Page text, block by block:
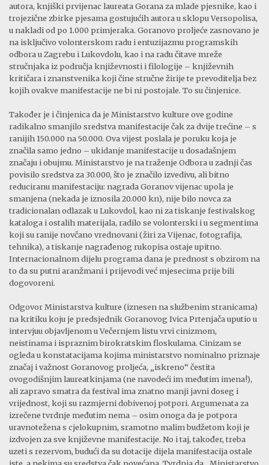
autora, knjiški prvijenac laureata Gorana za mlade pjesnike, kao i
trojezične zbirke pjesama gostujućih autora u sklopu Versopolisa,
u nakladi od po 1.000 primjeraka. Goranovo proljeće zasnovano je
na isključivo volonterskom radu i entuzijazmu programskih
odbora u Zagrebu i Lukovdolu, kao i na radu čitave mreže
stručnjaka iz područja književnosti i filologije – književnih
kritičara i znanstvenika koji čine stručne žirije te prevoditelja bez
kojih ovakve manifestacije ne bi ni postojale. To su činjenice.
Također je i činjenica da je Ministarstvo kulture ove godine
radikalno smanjilo sredstva manifestacije čak za dvije trećine – s
ranijih 150.000 na 50.000. Ova vijest poslala je poruku koja je
značila samo jedno – ukidanje manifestacije u dosadašnjem
značaju i obujmu. Ministarstvo je na traženje Odbora u zadnji čas
povisilo sredstva za 30.000, što je značilo izvedivu, ali bitno
reduciranu manifestaciju: nagrada Goranov vijenac upola je
smanjena (nekada je iznosila 20.000 kn), nije bilo novca za
tradicionalan odlazak u Lukovdol, kao ni za tiskanje festivalskog
kataloga i ostalih materijala, radilo se volonterski i u segmentima
koji su ranije novčano vrednovani (žiri za Vijenac, fotografija,
tehnika), a tiskanje nagrađenog rukopisa ostaje upitno.
Internacionalnom dijelu programa dana je prednost s obzirom na
to da su putni aranžmani i prijevodi već mjesecima prije bili
dogovoreni.
Odgovor Ministarstva kulture (iznesen na službenim stranicama)
na kritiku koju je predsjednik Goranovog Ivica Prtenjača uputio u
intervjuu objavljenom u Večernjem listu vrvi cinizmom,
neistinama i ispraznim birokratskim floskulama. Cinizam se
ogleda u konstatacijama kojima ministarstvo nominalno priznaje
značaj i važnost Goranovog proljeća, „iskreno“ čestita
ovogodišnjim laureatkinjama (ne navodeći im međutim imena!),
ali zapravo smatra da festival ima znatno manji javni doseg i
vrijednost, koji su razmjerni dobivenoj potpori. Argumenata za
izrečene tvrdnje međutim nema – osim onoga da je potpora
uravnotežena s cjelokupnim, sramotno malim budžetom koji je
izdvojen za sve književne manifestacije. No i taj, također, treba
uzeti s rezervom, budući da su dotacije dijela manifestacija ostale